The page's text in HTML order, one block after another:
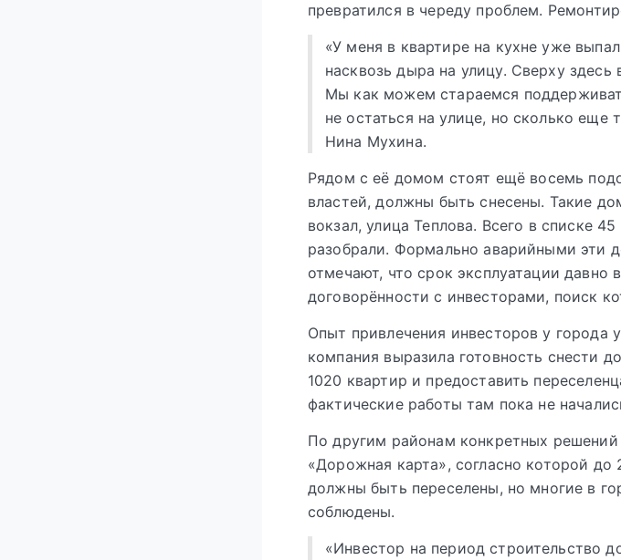
превратился в череду проблем.
«У меня в квартире на кухне уже
насквозь дыра на улицу. Сверху здесь
Мы как можем стараемся
не остаться на улице, но сколько
Нина Мухина.
Рядом с её домом стоят ещё восемь
властей, должны быть снесены. Такие
вокзал, улица Теплова. Всего в списке
разобрали. Формально аварийными эти
отмечают, что срок эксплуатации
договорённости с инвесторами, поиск
Опыт привлечения инвесторов у города
компания выразила готовность снести
1020 квартир и предоставить
фактические работы там пока не
По другим районам конкретных
«Дорожная карта», согласно которой
должны быть переселены, но многие в
соблюдены.
«Инвестор на период строительство